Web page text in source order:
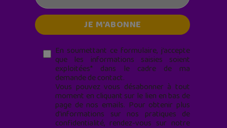
En soumettant ce formulaire, j’accepte
que les informations saisies soient
exploitées* dans le cadre de ma
demande de contact.
Vous pouvez vous désabonner à tout
moment en cliquant sur le lien en bas de
page de nos emails. Pour obtenir plus
d'informations sur nos pratiques de
confidentialité, rendez-vous sur notre